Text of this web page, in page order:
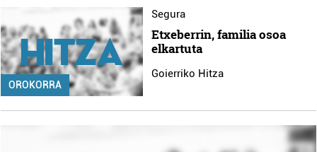
OROKORRA
Segura
Etxeberrin, familia osoa
elkartuta
Goierriko Hitza